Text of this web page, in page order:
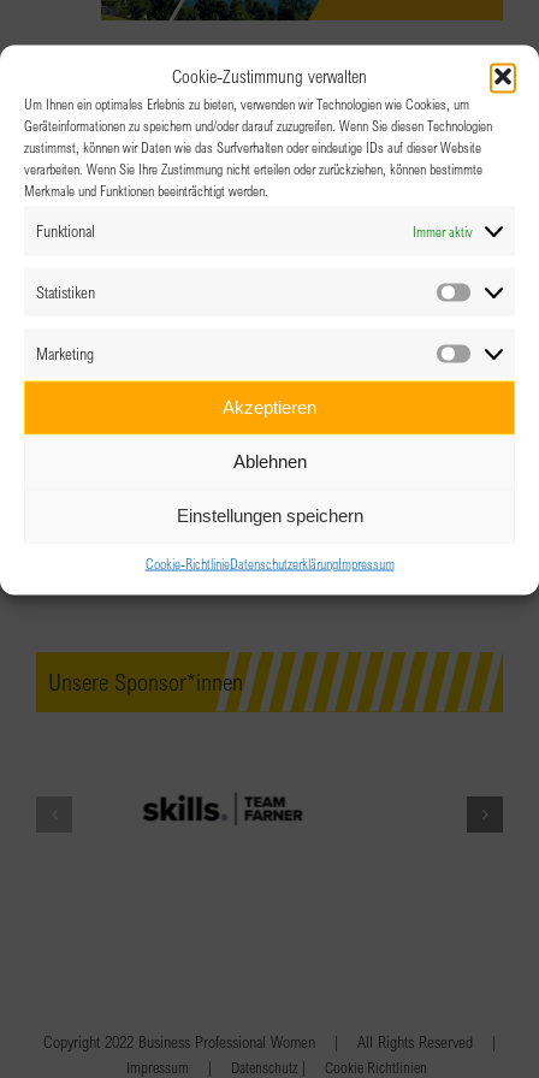
Cookie-Zustimmung verwalten
Um Ihnen ein optimales Erlebnis zu bieten, verwenden wir Technologien wie Cookies, um
Geräteinformationen zu speichern und/oder darauf zuzugreifen. Wenn Sie diesen Technologien
zustimmst, können wir Daten wie das Surfverhalten oder eindeutige IDs auf dieser Website
verarbeiten. Wenn Sie Ihre Zustimmung nicht erteilen oder zurückziehen, können bestimmte
Merkmale und Funktionen beeinträchtigt werden.
Funktional Immer aktiv
Statistiken
Marketing
Akzeptieren
Ablehnen
Einstellungen speichern
Cookie-RichtlinieDatenschutzerklärungImpressum
SUMMER ART LOUNGE
Lounge Garten
Unsere Sponsor*innen
Copyright 2022 Business Professional Women | All Rights Reserved |
Impressum | Datenschutz | Cookie Richtlinien